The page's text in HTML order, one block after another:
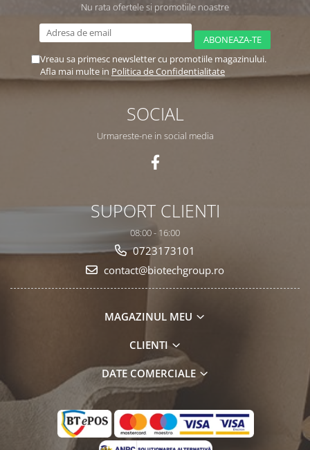
Nu rata ofertele si promotiile noastre
Vreau sa primesc newsletter cu promotiile magazinului.
Afla mai multe in Politica de Confidentialitate
SOCIAL
Urmareste-ne in social media
SUPORT CLIENTI
08:00 - 16:00
0723173101
contact@biotechgroup.ro
MAGAZINUL MEU
CLIENTI
DATE COMERCIALE